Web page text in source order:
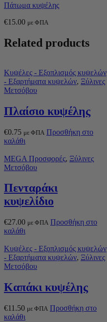
Πάτωμα κυψέλης
€15.00 με ΦΠΑ
Related products
Κυψέλες - Εξοπλισμός κυψελών
- Εξαρτήματα κυψελών, Ξύλινες
Μετσόβου
Πλαίσιο κυψέλης
€0.75 με ΦΠΑ Προσθήκη στο
καλάθι
MEGA Προσφορές, Ξύλινες
Μετσόβου
Πενταράκι
κυψελίδιο
€27.00 με ΦΠΑ Προσθήκη στο
καλάθι
Κυψέλες - Εξοπλισμός κυψελών
- Εξαρτήματα κυψελών, Ξύλινες
Μετσόβου
Καπάκι κυψέλης
€11.50 με ΦΠΑ Προσθήκη στο
καλάθι